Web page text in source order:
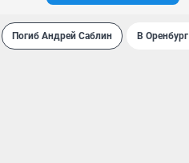
Погиб Андрей Саблин В